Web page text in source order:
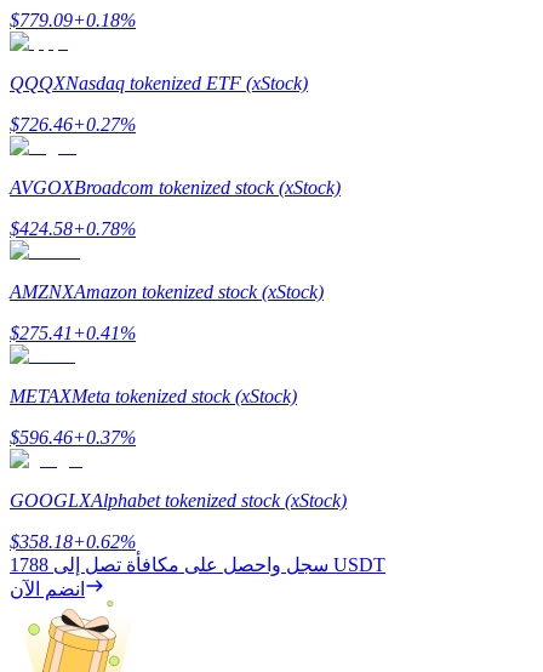
القروض
خدمة الاقتراض المدعومة بالعملات المشفرة
الاستثمار التلقائي
احصل على أرباح طويلة الأجل وفوائد مرنة
تعلم الستاكينغ
تعرف على كيفية كسب الدخل السلبي
$779.09+0.18%
QQQXNasdaq tokenized ETF (xStock)
$726.46+0.27%
AVGOXBroadcom tokenized stock (xStock)
$424.58+0.78%
AMZNXAmazon tokenized stock (xStock)
$275.41+0.41%
METAXMeta tokenized stock (xStock)
$596.46+0.37%
GOOGLXAlphabet tokenized stock (xStock)
$358.18+0.62%
سجل واحصل على مكافأة تصل إلى 1788 USDT
انضم الآن